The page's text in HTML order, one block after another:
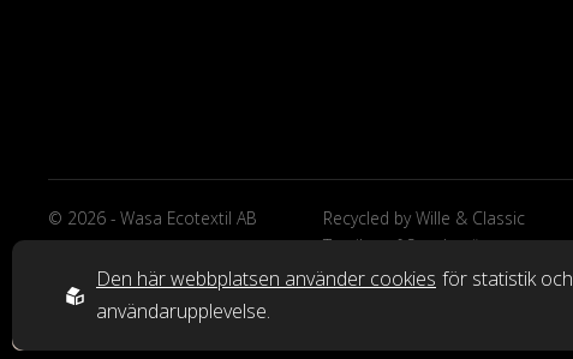
© 2026 - Wasa Ecotextil AB
Recycled by Wille & Classic
Textiles of Sweden är
varumärken från Wasa Ecotextil
Den här webbplatsen använder cookies för statistik och
användarupplevelse.